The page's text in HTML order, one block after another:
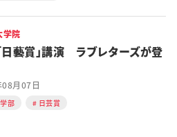
学院
日藝賞」講演 ラブレターズが登
月07日
部 日芸賞